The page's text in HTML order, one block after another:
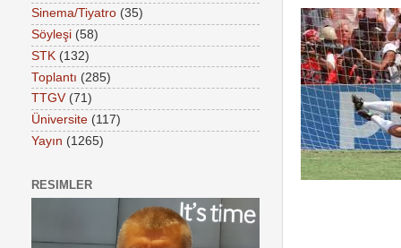
Sinema/Tiyatro (35)
Söyleşi (58)
STK (132)
Toplantı (285)
TTGV (71)
Üniversite (117)
Yayın (1265)
RESIMLER